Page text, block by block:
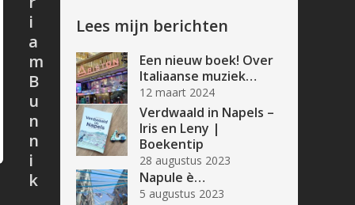
Lees mijn berichten
Een nieuw boek! Over
Italiaanse muziek…
12 maart 2024
Verdwaald in Napels –
Iris en Leny |
Boekentip
28 augustus 2023
Napule è…
5 augustus 2023
i
a
m
B
u
n
n
i
k